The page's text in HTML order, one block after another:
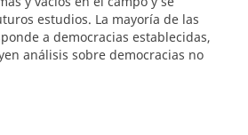
estudios. La mayoría de las
a democracias establecidas,
análisis sobre democracias no